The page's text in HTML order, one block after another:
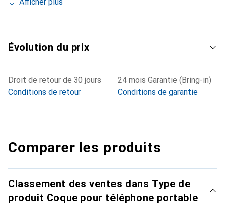
Évolution du prix
Droit de retour de 30 jours
Conditions de retour
24 mois Garantie (Bring-in)
Conditions de garantie
Comparer les produits
Classement des ventes dans Type de
produit Coque pour téléphone portable